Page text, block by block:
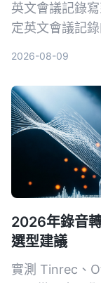
英文會議記錄
定英文會議記
2026-08-09
2026年錄音
選型建議
實測 Tinrec、